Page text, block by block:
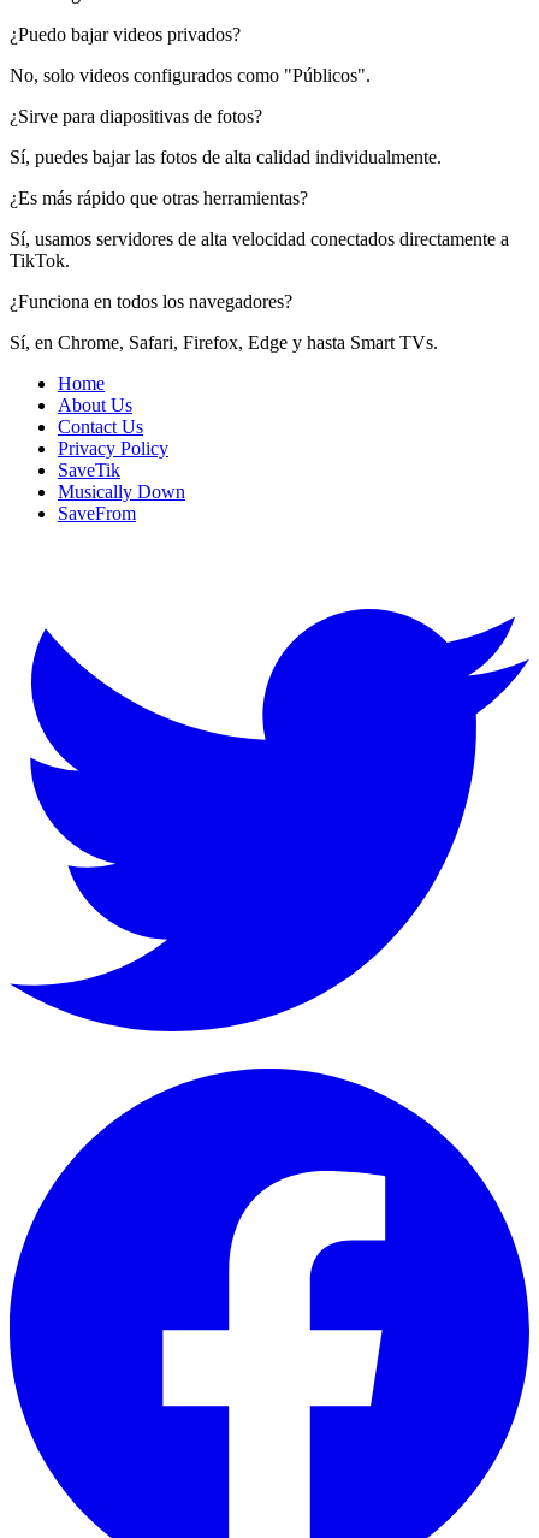
¿Puedo bajar videos privados?
No, solo videos configurados como "Públicos".
¿Sirve para diapositivas de fotos?
Sí, puedes bajar las fotos de alta calidad individualmente.
¿Es más rápido que otras herramientas?
Sí, usamos servidores de alta velocidad conectados directamente a
TikTok.
¿Funciona en todos los navegadores?
Sí, en Chrome, Safari, Firefox, Edge y hasta Smart TVs.
Home
About Us
Contact Us
Privacy Policy
SaveTik
Musically Down
SaveFrom